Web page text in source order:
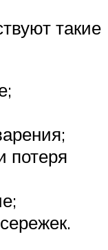
такие
потеря